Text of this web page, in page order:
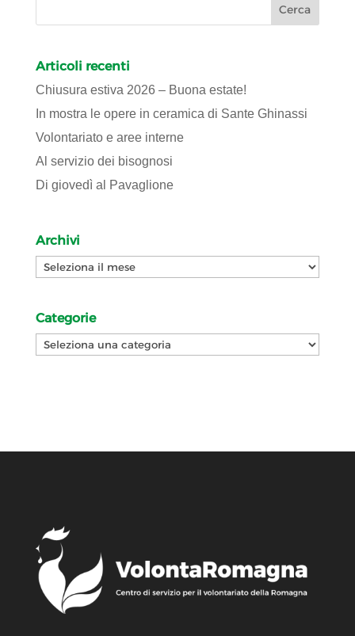
Articoli recenti
Chiusura estiva 2026 – Buona estate!
In mostra le opere in ceramica di Sante Ghinassi
Volontariato e aree interne
Al servizio dei bisognosi
Di giovedì al Pavaglione
Archivi
Archivi
Categorie
Categorie